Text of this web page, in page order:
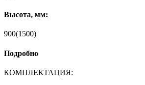
Высота, мм:
900(1500)
Подробно
КОМПЛЕКТАЦИЯ: